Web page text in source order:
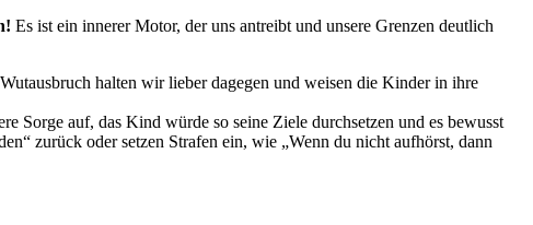
Es ist ein innerer Motor, der uns antreibt und unsere Grenzen deutlich
halten wir lieber dagegen und weisen die Kinder in ihre
Sorge auf, das Kind würde so seine Ziele durchsetzen und es bewusst
zurück oder setzen Strafen ein, wie „Wenn du nicht aufhörst, dann